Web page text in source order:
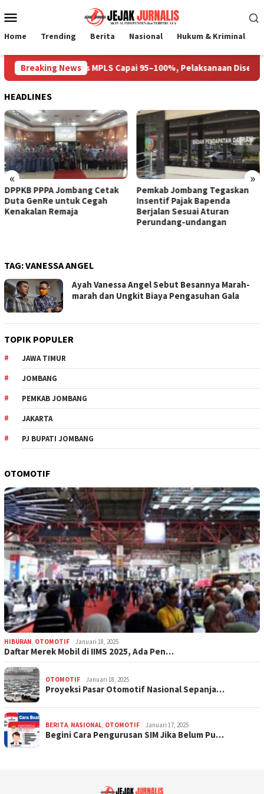
ke
Mobile
Home Trending Berita Nasional Hukum & Kriminal
Breaking News
Prioritas MPLS Capai 95–100%, Pelaksanaan Disepakati
HEADLINES
« »
DPPKB PPPA Jombang Cetak
Duta GenRe untuk Cegah
Kenakalan Remaja
Pemkab Jombang Tegaskan
Insentif Pajak Bapenda
Berjalan Sesuai Aturan
Perundang-undangan
TAG:VANESSA ANGEL
Ayah Vanessa Angel Sebut Besannya Marah-
marah dan Ungkit Biaya Pengasuhan Gala
TOPIK POPULER
JAWA TIMUR
JOMBANG
PEMKAB JOMBANG
JAKARTA
PJ BUPATI JOMBANG
OTOMOTIF
HIBURAN OTOMOTIF Januari 18, 2025
Daftar Merek Mobil di IIMS 2025, Ada Pen…
OTOMOTIF Januari 18, 2025
Proyeksi Pasar Otomotif Nasional Sepanja…
BERITA NASIONAL OTOMOTIF Januari 17, 2025
Begini Cara Pengurusan SIM Jika Belum Pu…